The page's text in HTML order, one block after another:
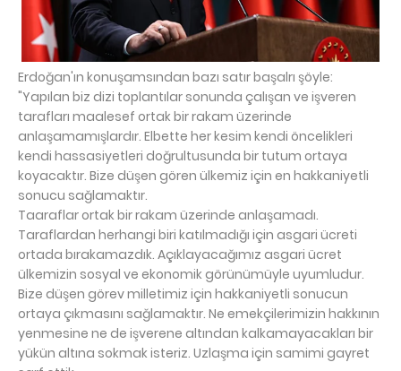
Erdoğan'ın konuşamsından bazı satır başalrı şöyle:
"Yapılan biz dizi toplantılar sonunda çalışan ve işveren
tarafları maalesef ortak bir rakam üzerinde
anlaşamamışlardır. Elbette her kesim kendi öncelikleri
kendi hassasiyetleri doğrultusunda bir tutum ortaya
koyacaktır. Bize düşen gören ülkemiz için en hakkaniyetli
sonucu sağlamaktır.
Taaraflar ortak bir rakam üzerinde anlaşamadı.
Taraflardan herhangi biri katılmadığı için asgari ücreti
ortada bırakamazdık. Açıklayacağımız asgari ücret
ülkemizin sosyal ve ekonomik görünümüyle uyumludur.
Bize düşen görev milletimiz için hakkaniyetli sonucun
ortaya çıkmasını sağlamaktır. Ne emekçilerimizin hakkının
yenmesine ne de işverene altından kalkamayacakları bir
yükün altına sokmak isteriz. Uzlaşma için samimi gayret